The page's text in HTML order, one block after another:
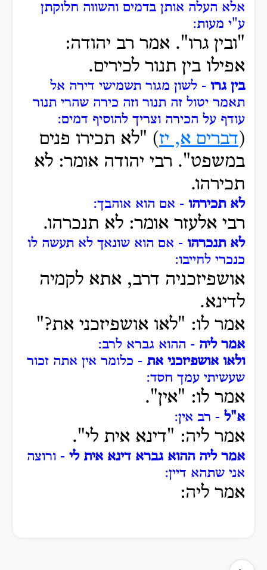
אלא העלה אותן בדמים והשווה חלוקתן
ע"י מעות:
"ובין גרו". אמר רב יהודה:
אפילו בין תנור לכירים.
בין גרו - לשון מגור תשמישי דירה אל
תאמר יטול זה תנור וזה כירה שהרי תנור
עודף על הכירה וצריך להוסיף דמים:
(דברים א, יז) "לא תכירו פנים
במשפט". רבי יהודה אומר: לא
תכירהו.
לא תכירהו - אם הוא אוהבך:
רבי אלעזר אומר: לא תנכרהו.
לא תנכרהו - אם הוא שונאך לא תעשה לו
כנכרי לחייבו:
אושפיזכניה דרב, אתא לקמיה
לדינא.
אמר לו: "לאו אושפיזכני את?"
אמר ליה - ההוא גברא לרב:
ולאו אושפיזכני את - כלומר אין אתה זכור
שעשיתי עמך חסד:
אמר לו: "אין".
א"ל - רב אין:
אמר ליה: "דינא אית לי".
אמר ליה ההוא גברא דינא אית לי - ורוצה
אני שתהא דיין:
אמר ליה: